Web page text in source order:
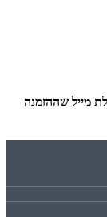
- לאחר קבלת מייל שההזמנה